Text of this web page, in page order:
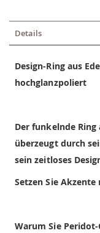
Details
Design-Ring aus
hochglanzpoliert
Der funkelnde
überzeugt durch
sein zeitloses
Setzen Sie
Warum Sie